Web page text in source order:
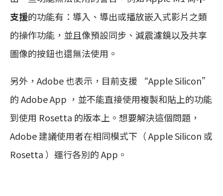
支援的功能有：導入、導出或播放嵌入式影片之類
的操作功能，並且像預設同步、減震濾鏡以及共享
圖像的按鈕也還無法使用。
另外，Adobe 也表示，目前支援 “Apple Silicon”
的 Adobe App ，並不能直接使用複製和貼上的功能
到使用 Rosetta 的版本上。想要解決這個問題，
Adobe 建議使用者在相同模式下（ Apple Silicon 或
Rosetta ）運行各別的 App。